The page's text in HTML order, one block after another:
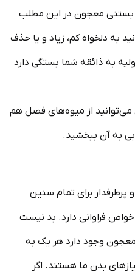
بستنی معجون در این مطلب
به دلخواه کم، زیاد و یا حذف
به ذائقه شما بستگی دارد
از میوه‌های فصل هم
به آن ببخشید.
برای تمام سنین
فراوانی دارد. بد نیست
وجود دارد هر یک به
بدن ما هستند. اگر